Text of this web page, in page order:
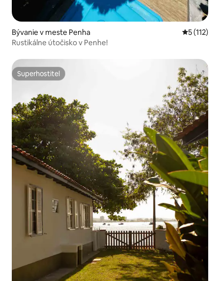
Bývanie v meste Penha Priemerné
5 (112)
Rustikálne útočisko v Penhe!
Superhostiteľ
Superhostiteľ